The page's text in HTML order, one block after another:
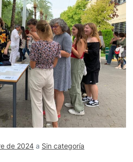
de 2024 a Sin categoría